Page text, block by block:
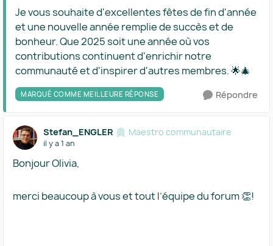
Je vous souhaite d'excellentes fêtes de fin d'année
et une nouvelle année remplie de succès et de
bonheur. Que 2025 soit une année où vos
contributions continuent d'enrichir notre
communauté et d'inspirer d'autres membres. 🌟🎄
MARQUÉ COMME MEILLEURE RÉPONSE Répondre
Stefan_ENGLER Maestro communautaire
il y a 1 an
Bonjour Olivia,
merci beaucoup à vous et tout l’équipe du forum 👏!